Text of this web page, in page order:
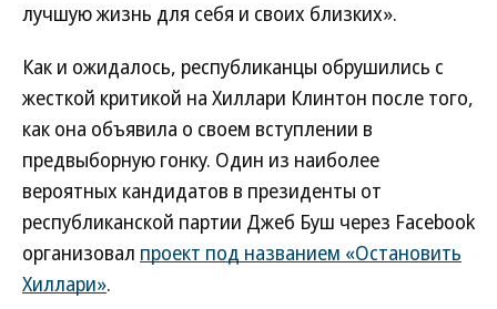
лучшую жизнь для себя и своих близких».
Как и ожидалось, республиканцы обрушились с
жесткой критикой на Хиллари Клинтон после того,
как она объявила о своем вступлении в
предвыборную гонку. Один из наиболее
вероятных кандидатов в президенты от
республиканской партии Джеб Буш через Facebook
организовал проект под названием «Остановить
Хиллари».